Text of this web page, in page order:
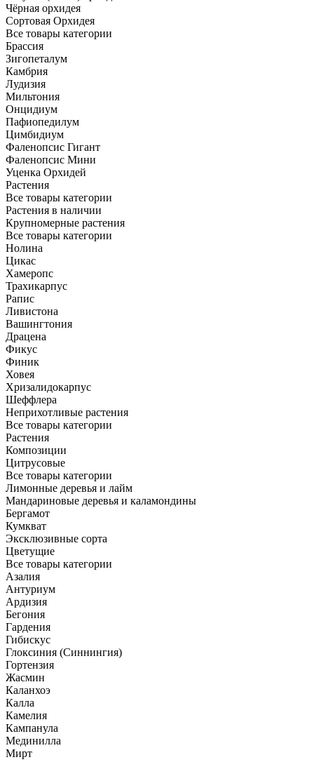
Чёрная орхидея
Сортовая Орхидея
Все товары категории
Брассия
Зигопеталум
Камбрия
Лудизия
Мильтония
Онцидиум
Пафиопедилум
Цимбидиум
Фаленопсис Гигант
Фаленопсис Мини
Уценка Орхидей
Растения
Все товары категории
Растения в наличии
Крупномерные растения
Все товары категории
Нолина
Цикас
Хамеропс
Трахикарпус
Рапис
Ливистона
Вашингтония
Драцена
Фикус
Финик
Ховея
Хризалидокарпус
Шеффлера
Неприхотливые растения
Все товары категории
Растения
Композиции
Цитрусовые
Все товары категории
Лимонные деревья и лайм
Мандариновые деревья и каламондины
Бергамот
Кумкват
Эксклюзивные сорта
Цветущие
Все товары категории
Азалия
Антуриум
Ардизия
Бегония
Гардения
Гибискус
Глоксиния (Синнингия)
Гортензия
Жасмин
Каланхоэ
Калла
Камелия
Кампанула
Мединилла
Мирт